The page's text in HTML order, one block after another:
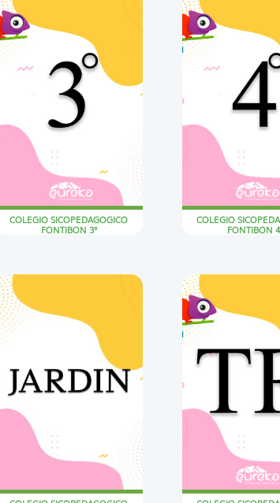
COLEGIO SICOPEDAGOGICO
FONTIBON 3°
COLEGIO
FONTIBON